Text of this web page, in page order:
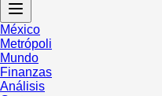
México
Metrópoli
Mundo
Finanzas
Análisis